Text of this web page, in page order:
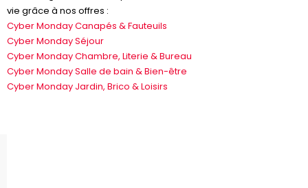
vie grâce à nos offres :
Cyber Monday Canapés & Fauteuils
Cyber Monday Séjour
Cyber Monday Chambre, Literie & Bureau
Cyber Monday Salle de bain & Bien-être
Cyber Monday Jardin, Brico & Loisirs